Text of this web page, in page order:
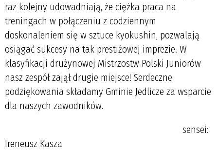
raz kolejny udowadniają, że ciężka praca na
treningach w połączeniu z codziennym
doskonaleniem się w sztuce kyokushin, pozwalają
osiągać sukcesy na tak prestiżowej imprezie. W
klasyfikacji drużynowej Mistrzostw Polski Juniorów
nasz zespół zajął drugie miejsce! Serdeczne
podziękowania składamy Gminie Jedlicze za wsparcie
dla naszych zawodników.
sensei:
Ireneusz Kasza